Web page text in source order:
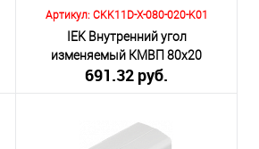
Артикул: CKK11D-X-080-020-K01
IEK Внутренний угол
изменяемый КМВП 80х20
691.32 руб.